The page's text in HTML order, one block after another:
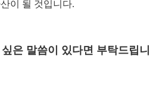
이 될 것입니다.
은 말씀이 있다면 부탁드립니